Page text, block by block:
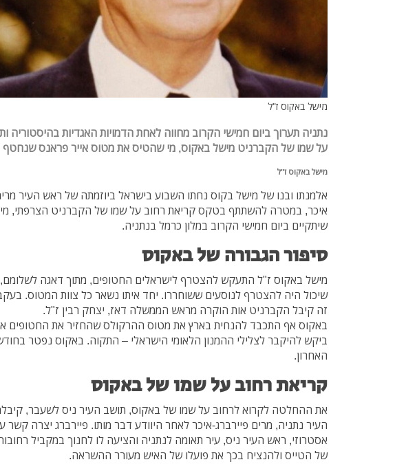
מישל באקוס ז"ל
נתניה תערוך ביום חמישי הקרוב מחווה לאחת הדמויות האגדיות בהיסטוריה
על שמו של הקברניט מישל באקוס, מי שהטיס את מטוס אייר פראנס
מישל באקוס ז"ל
אלמנתו ובנו של מישל בקוס נחתו השבוע בישראל ביוזמתה של ראש העיר
איכר, במטרה להשתתף בטקס קריאת רחוב על שמו של הקברניט הצרפתי,
שיתקיים ביום חמישי הקרוב במלון כרמל בנתניה.
סיפור הגבורה של באקוס
מישל באקוס ז"ל התעקש להצטרף לישראלים החטופים, מתוך דאגה
שיכול היה להצטרף לנוסעים ששוחררו. יחד איתו נשאר כל צוות המטוס.
זה קיבל הקברניט אות הוקרה מראש הממשלה דאז, יצחק רבין ז"ל.
באקוס אף התכבד להנחית בארץ את מטוס ההרקולס שהחזיר את החטופים
ביקש להיקבר לצלילי ההמנון הלאומי הישראלי – התקוה. באקוס נפטר
האחרון.
קריאת רחוב על שמו של באקוס
את ההחלטה לקרוא לרחוב על שמו של באקוס, תושב העיר ניס לשעבר,
העיר נתניה, מרים פיירברג-איכר לאחר היוודע דבר מותו. פיירברג יצרה קשר
אסטרוזי, ראש העיר ניס, עיר תאומה לנתניה והציעה לו לחנוך במקביל
של הטייס ולהנציח בכך את פועלו של האיש מעורר ההשראה.